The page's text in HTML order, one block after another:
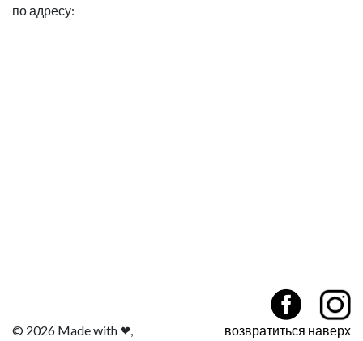
по адресу:
возвратиться наверх
© 2026 Made with ❤,